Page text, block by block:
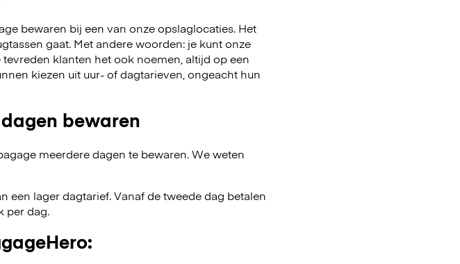
bewaren bij een van onze opslaglocaties. Het
gaat. Met andere woorden: je kunt onze
klanten het ook noemen, altijd op een
kiezen uit uur- of dagtarieven, ongeacht hun
bewaren
meerdere dagen te bewaren. We weten
een lager dagtarief. Vanaf de tweede dag betalen
per dag.